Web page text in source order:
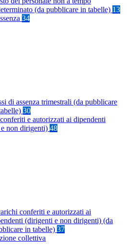
(da pubblicare in tabelle) 13
34
di assenza trimestrali (da pubblicare
30
e autorizzati ai dipendenti
non dirigenti) 48
conferiti e autorizzati ai
(dirigenti e non dirigenti) (da
in tabelle) 37
collettiva